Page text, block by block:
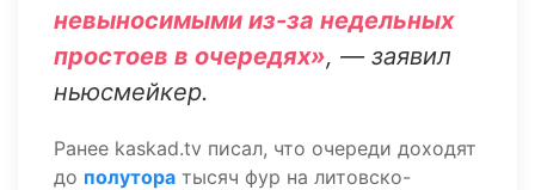
невыносимыми из-за недельных
простоев в очередях», — заявил
ньюсмейкер.
Ранее kaskad.tv писал, что очереди доходят
до полутора тысяч фур на литовско-